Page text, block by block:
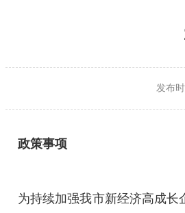
发布
政策事项
为持续加强我市新经济高成